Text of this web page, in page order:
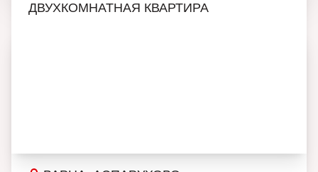
ДВУХКОМНАТНАЯ КВАРТИРА